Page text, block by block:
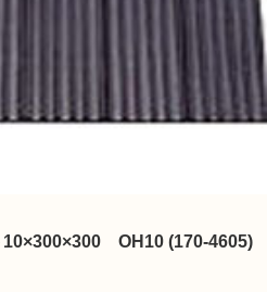
OH10 (170-4605)